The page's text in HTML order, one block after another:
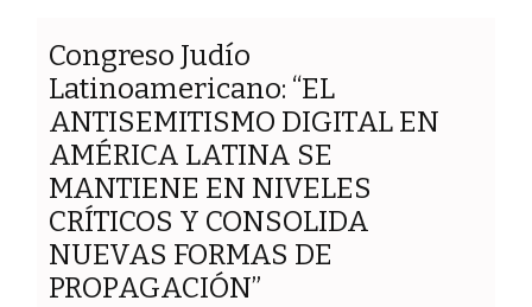
Congreso Judío
Latinoamericano: “EL
ANTISEMITISMO DIGITAL EN
AMÉRICA LATINA SE
MANTIENE EN NIVELES
CRÍTICOS Y CONSOLIDA
NUEVAS FORMAS DE
PROPAGACIÓN”